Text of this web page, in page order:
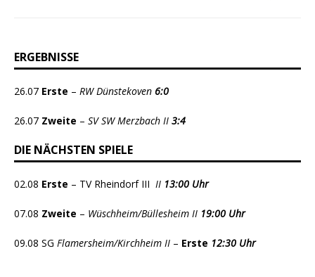
ERGEBNISSE
26.07 Erste – RW Dünstekoven 6:0
26.07 Zweite – SV SW Merzbach II 3:4
DIE NÄCHSTEN SPIELE
02.08 Erste – TV Rheindorf III II 13:00 Uhr
07.08 Zweite – Wüschheim/Büllesheim II 19:00 Uhr
09.08 SG Flamersheim/Kirchheim II – Erste 12:30 Uhr